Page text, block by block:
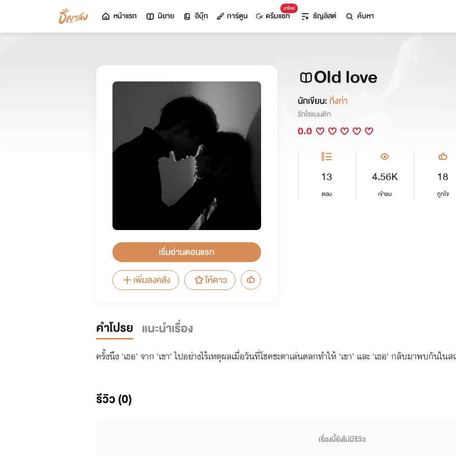
หน้าแรก นิยาย อีบุ๊ก การ์ตูน
มาใหม่
ดรีมแชท ธัญลิสต์ ค้นหา
เริ่มอ่านตอนแรก
เพิ่มลงคลัง
ให้ดาว
Old love
นักเขียน:กิ่งก่า
รักโรแมนติก
0.0
13
ตอน
4.56K
เข้าชม
18
ถูกใจ
คำโปรย แนะนำเรื่อง
ครั้งนึง 'เธอ' จาก 'เขา' ไปอย่างไร้เหตุผลเมื่อวันที่โชคชะตาเล่นตลกทำให้ 'เขา' และ 'เธอ' กลับมาพบกันใน
รีวิว (0)
เรื่องนี้ยังไม่มีรีวิว